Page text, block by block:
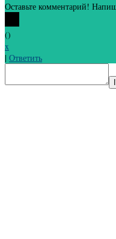
Оставьте комментарий!
()
x
| Ответить